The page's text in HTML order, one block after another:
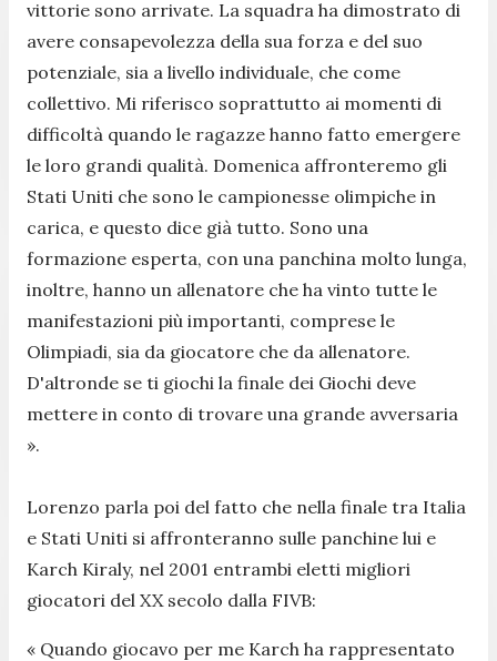
vittorie sono arrivate. La squadra ha dimostrato di
avere consapevolezza della sua forza e del suo
potenziale, sia a livello individuale, che come
collettivo. Mi riferisco soprattutto ai momenti di
difficoltà quando le ragazze hanno fatto emergere
le loro grandi qualità. Domenica affronteremo gli
Stati Uniti che sono le campionesse olimpiche in
carica, e questo dice già tutto. Sono una
formazione esperta, con una panchina molto lunga,
inoltre, hanno un allenatore che ha vinto tutte le
manifestazioni più importanti, comprese le
Olimpiadi, sia da giocatore che da allenatore.
D'altronde se ti giochi la finale dei Giochi deve
mettere in conto di trovare una grande avversaria
».
Lorenzo parla poi del fatto che nella finale tra Italia
e Stati Uniti si affronteranno sulle panchine lui e
Karch Kiraly, nel 2001 entrambi eletti migliori
giocatori del XX secolo dalla FIVB:
« Quando giocavo per me Karch ha rappresentato